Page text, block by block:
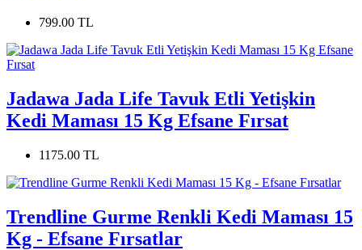
799.00 TL
Jadawa Jada Life Tavuk Etli Yetişkin
Kedi Maması 15 Kg Efsane Fırsat
1175.00 TL
Trendline Gurme Renkli Kedi Maması 15
Kg - Efsane Fırsatlar